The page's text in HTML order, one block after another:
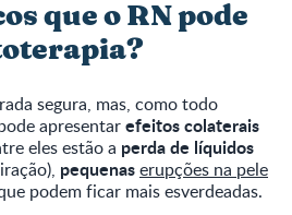
que o RN pode
segura, mas, como todo
apresentarefeitos colaterais
eles estão a perda de líquidos
pequenaserupções na pele
podem ficar mais esverdeadas.